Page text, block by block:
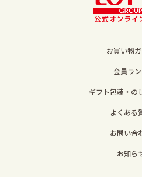
お買い物
会員ラ
ギフト包装・の
よくある
お問い合
お知ら